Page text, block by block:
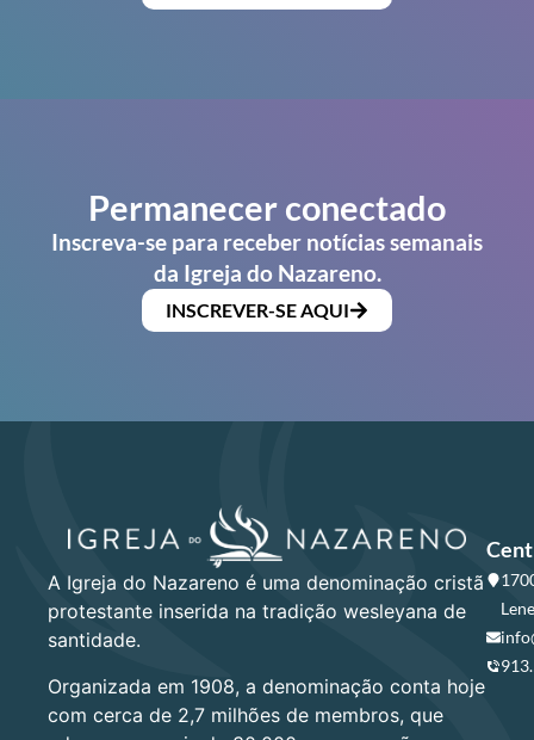
Permanecer conectado
Inscreva-se para receber notícias semanais
da Igreja do Nazareno.
INSCREVER-SE AQUI
A Igreja do Nazareno é uma denominação cristã
protestante inserida na tradição wesleyana de
santidade.
Organizada em 1908, a denominação conta hoje
com cerca de 2,7 milhões de membros, que